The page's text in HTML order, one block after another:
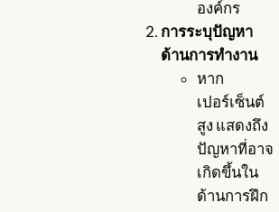
องค์กร
การระบุปัญหา
ด้านการทำงาน
หาก
เปอร์เซ็นต์
สูง แสดงถึง
ปัญหาที่อาจ
เกิดขึ้นใน
ด้านการฝึก